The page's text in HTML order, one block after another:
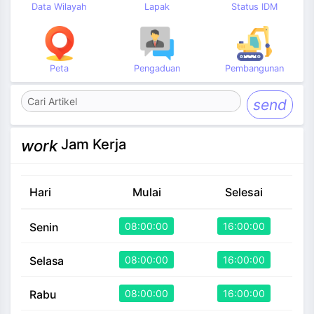
Data Wilayah Lapak Status IDM
Peta Pengaduan Pembangunan
send
workJam Kerja
Hari Mulai Selesai
Senin 08:00:00 16:00:00
Selasa 08:00:00 16:00:00
Rabu 08:00:00 16:00:00